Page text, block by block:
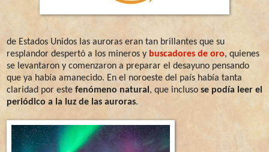
de Estados Unidos las auroras eran tan brillantes que su
resplandor despertó a los mineros y buscadores de oro, quienes
se levantaron y comenzaron a preparar el desayuno pensando
que ya había amanecido. En el noroeste del país había tanta
claridad por este fenómeno natural , que incluso se podía leer el
periódico a la luz de las auroras.